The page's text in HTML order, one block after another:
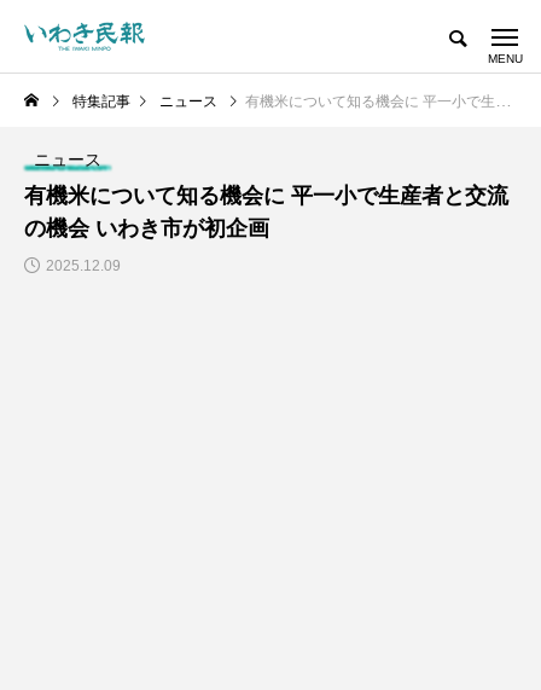
特集記事 ニュース 有機米について知る機会に 平一小で生産者と交流の機会 いわき市が初企画
ニュース
有機米について知る機会に 平一小で生産者と交流
の機会 いわき市が初企画
2025.12.09